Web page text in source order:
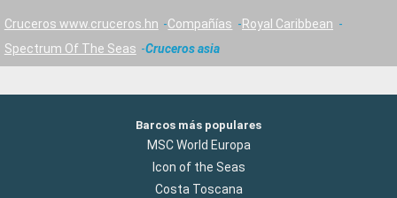
Cruceros www.cruceros.hn Compañías
Royal Caribbean
Spectrum Of The Seas
Cruceros asia
Barcos más populares
MSC World Europa
Icon of the Seas
Costa Toscana